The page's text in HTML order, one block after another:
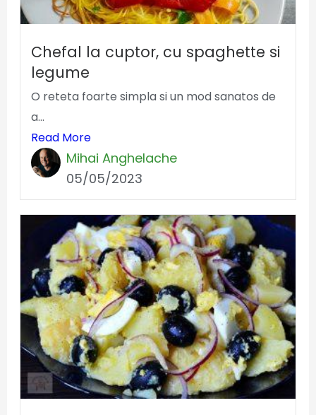
Chefal la cuptor, cu spaghette si
legume
O reteta foarte simpla si un mod sanatos de
a...
Read More
Mihai Anghelache
05/05/2023